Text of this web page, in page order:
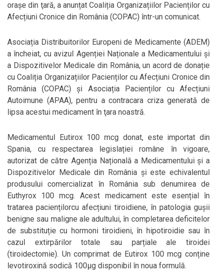
oraşe din ţară, a anunțat Coaliția Organizațiilor Pacienților cu
Afecțiuni Cronice din România (COPAC) într-un comunicat.
Asociația Distribuitorilor Europeni de Medicamente (ADEM)
a încheiat, cu avizul Agenției Naționale a Medicamentului și
a Dispozitivelor Medicale din România, un acord de donație
cu Coaliția Organizațiilor Pacienților cu Afecțiuni Cronice din
România (COPAC) și Asociația Pacienților cu Afecțiuni
Autoimune (APAA), pentru a contracara criza generată de
lipsa acestui medicament în ţara noastră.
Medicamentul Eutirox 100 mcg donat, este importat din
Spania, cu respectarea legislației române în vigoare,
autorizat de către Agenția Națională a Medicamentului și a
Dispozitivelor Medicale din România și este echivalentul
produsului comercializat în România sub denumirea de
Euthyrox 100 mcg. Acest medicament este esențial în
tratarea paciențilorcu afecțiuni tiroidiene, în patologia gușii
benigne sau maligne ale adultului, în completarea deficitelor
de substituție cu hormoni tiroidieni, în hipotiroidie sau în
cazul extirpărilor totale sau parțiale ale tiroidei
(tiroidectomie). Un comprimat de Eutirox 100 mcg conține
levotiroxină sodică 100μg disponibil în noua formulă.